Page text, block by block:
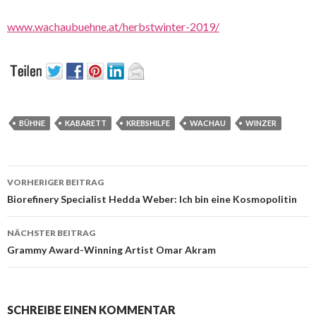
www.wachaubuehne.at/herbstwinter-2019/
BÜHNE KABARETT KREBSHILFE WACHAU WINZER
Beitrags-
Navigation
VORHERIGER BEITRAG
Biorefinery Specialist Hedda Weber: Ich bin eine Kosmopolitin
NÄCHSTER BEITRAG
Grammy Award-Winning Artist Omar Akram
SCHREIBE EINEN KOMMENTAR